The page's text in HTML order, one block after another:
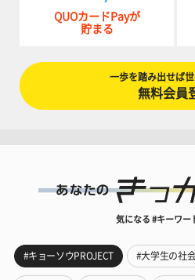
QUOカードPayが
貯まる
一歩を踏み出せば
無料会員
気になる #キーワー
#キョーソウPROJECT #大学生の社